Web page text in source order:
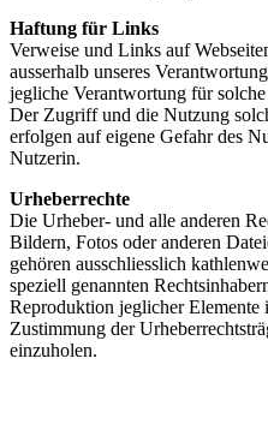
Haftung für Links
Verweise und Links auf
ausserhalb unseres
jegliche Verantwortung für
Der Zugriff und die Nutzung
erfolgen auf eigene Gefahr des
Nutzerin.
Urheberrechte
Die Urheber- und alle anderen
Bildern, Fotos oder anderen
gehören ausschliesslich
speziell genannten
Reproduktion jeglicher Elemente
Zustimmung der
einzuholen.